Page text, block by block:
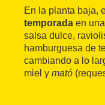
En la planta baja,
temporada en
salsa dulce,
hamburguesa de
cambiando a lo
miel y mató